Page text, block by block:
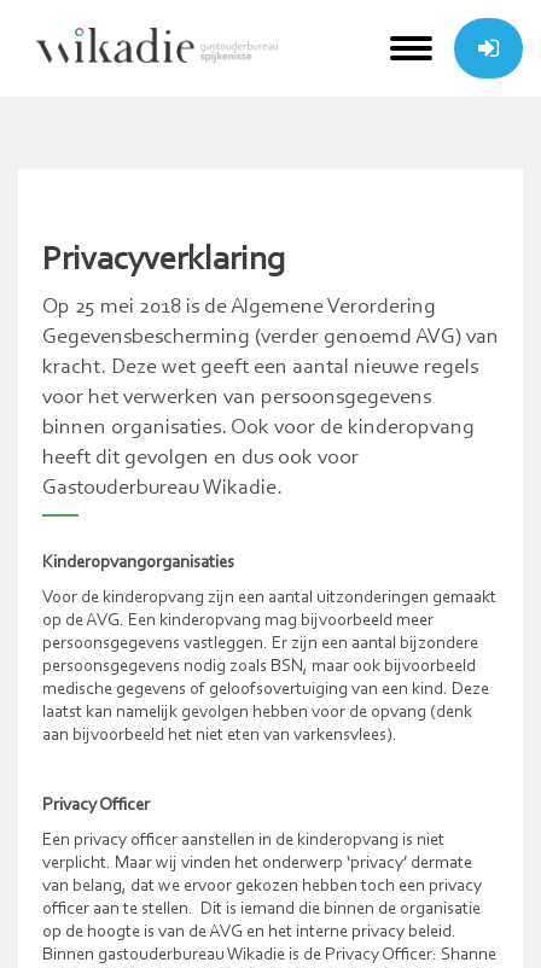
Privacyverklaring
Op 25 mei 2018 is de Algemene Verordering
Gegevensbescherming (verder genoemd AVG) van
kracht. Deze wet geeft een aantal nieuwe regels
voor het verwerken van persoonsgegevens
binnen organisaties. Ook voor de kinderopvang
heeft dit gevolgen en dus ook voor
Gastouderbureau Wikadie.
—
Kinderopvangorganisaties
Voor de kinderopvang zijn een aantal uitzonderingen gemaakt
op de AVG. Een kinderopvang mag bijvoorbeeld meer
persoonsgegevens vastleggen. Er zijn een aantal bijzondere
persoonsgegevens nodig zoals BSN, maar ook bijvoorbeeld
medische gegevens of geloofsovertuiging van een kind. Deze
laatst kan namelijk gevolgen hebben voor de opvang (denk
aan bijvoorbeeld het niet eten van varkensvlees).
Privacy Officer
Een privacy officer aanstellen in de kinderopvang is niet
verplicht. Maar wij vinden het onderwerp ‘privacy’ dermate
van belang, dat we ervoor gekozen hebben toch een privacy
officer aan te stellen. Dit is iemand die binnen de organisatie
op de hoogte is van de AVG en het interne privacy beleid.
Binnen gastouderbureau Wikadie is de Privacy Officer: Shanne